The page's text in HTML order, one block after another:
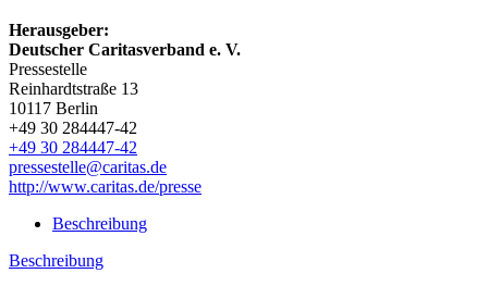
Herausgeber:
Deutscher Caritasverband e. V.
Pressestelle
Reinhardtstraße 13
10117 Berlin
+49 30 284447-42
+49 30 284447-42
pressestelle@caritas.de
http://www.caritas.de/presse
Beschreibung
Beschreibung